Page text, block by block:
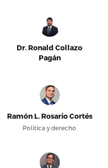
Dr. Ronald Collazo
Pagán
Ramón L. Rosario Cortés
Política y derecho